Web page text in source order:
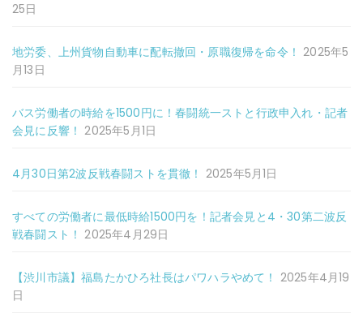
25日
地労委、上州貨物自動車に配転撤回・原職復帰を命令！ 2025年5
月13日
バス労働者の時給を1500円に！春闘統一ストと行政申入れ・記者
会見に反響！ 2025年5月1日
4月30日第2波反戦春闘ストを貫徹！ 2025年5月1日
すべての労働者に最低時給1500円を！記者会見と4・30第二波反
戦春闘スト！ 2025年4月29日
【渋川市議】福島たかひろ社長はパワハラやめて！ 2025年4月19
日